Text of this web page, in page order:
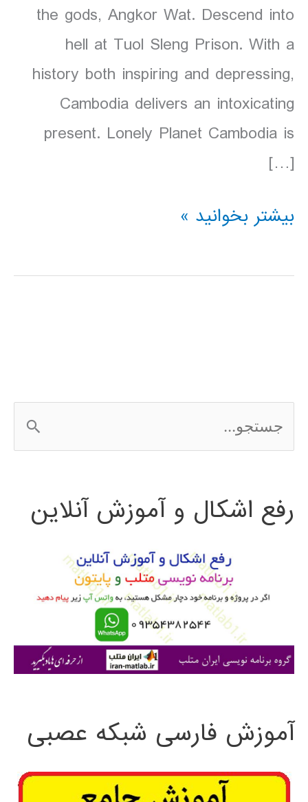
the gods, Angkor Wat. Descend into
hell at Tuol Sleng Prison. With a
history both inspiring and depressing,
Cambodia delivers an intoxicating
present. Lonely Planet Cambodia is
[…]
دانلود
Lonely
2016
بیشتر بخوانید »
س
ج
ی
رفع اشکال و آموزش آنلاین
آموزش فارسی شبکه عصبی